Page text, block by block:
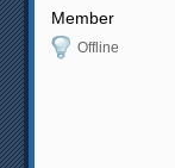
Member
Offline